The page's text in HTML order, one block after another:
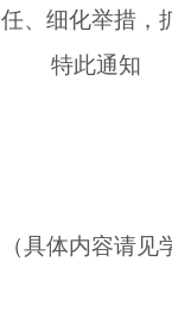
任、细化举措，
特此通知
（具体内容请见